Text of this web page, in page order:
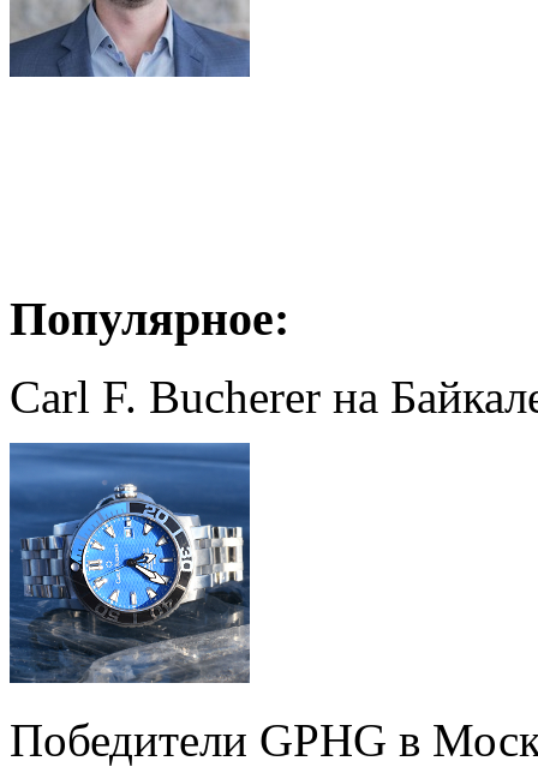
Популярное:
Carl F. Bucherer на
Победители GPHG в